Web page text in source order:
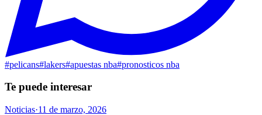
#pelicans#lakers#apuestas nba#pronosticos nba
Te puede interesar
Noticias·11 de marzo, 2026